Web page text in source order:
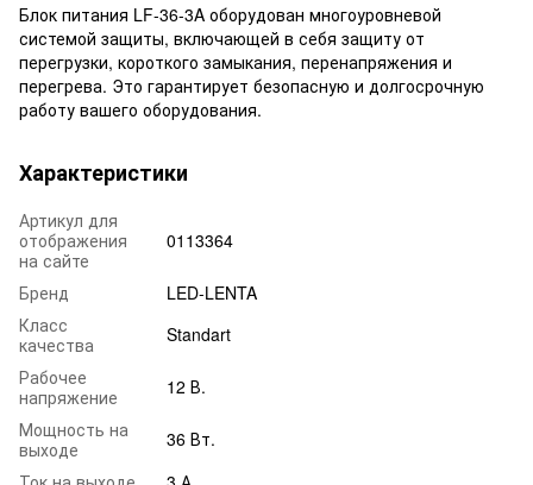
Блок питания LF-36-3A оборудован многоуровневой
системой защиты, включающей в себя защиту от
перегрузки, короткого замыкания, перенапряжения и
перегрева. Это гарантирует безопасную и долгосрочную
работу вашего оборудования.
Характеристики
Артикул для
отображения
на сайте
0113364
Бренд
LED-LENTA
Класс
качества
Standart
Рабочее
напряжение
12 В.
Мощность на
выходе
36 Вт.